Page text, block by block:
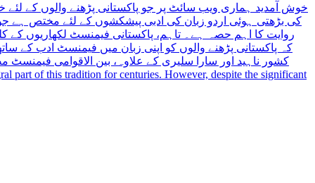
خوش آمدید ہماری ویب سائٹ پر جو پاکستانی پڑھنے والوں کے
کی بڑھتی ہوئی اردو زبان کی ادبی پیشکشوں کے لئے مختص ہے
روایت کا اہم حصہ ہے۔ تاہم، پاکستانی فیمنسٹ لکھاریوں کے
کہ پاکستانی پڑھنے والوں کو اپنی زبان میں فیمنسٹ ادب کے
کشور ناہید اور سارا سلیری کے علاوہ، بین الاقوامی